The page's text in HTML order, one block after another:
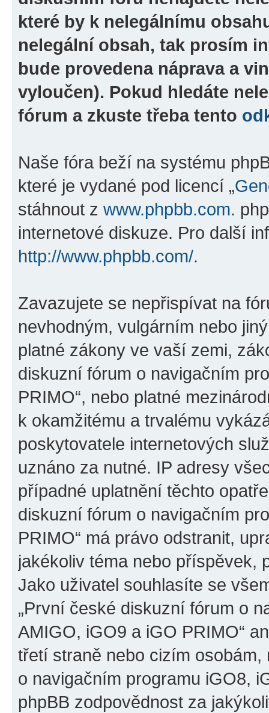
které by k nelegálnímu
nelegální obsah, tak prosím
bude provedena náprava a
vyloučen). Pokud hledáte
fórum a zkuste třeba tento
Naše fóra beží na systému
které je vydané pod licencí „
stáhnout z www.phpbb.com.
internetové diskuze. Pro další
http://www.phpbb.com/.
Zavazujete se nepřispívat na
nevhodným, vulgárním nebo
platné zákony ve vaší zemi,
diskuzní fórum o navigačním
PRIMO“, nebo platné
k okamžitému a trvalému
poskytovatele internetových
uznáno za nutné. IP adresy
případné uplatnění těchto
diskuzní fórum o navigačním
PRIMO“ má právo odstranit,
jakékoliv téma nebo příspěvek,
Jako uživatel souhlasíte se
„První české diskuzní fórum o
AMIGO, iGO9 a iGO PRIMO“
třetí straně nebo cizím
o navigačním programu iGO8,
phpBB zodpovědnost za